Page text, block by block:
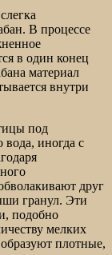
В процессе
в один конец
материал
внутри
под
вода, иногда с
друг
гранул. Эти
подобно
мелких
плотные,